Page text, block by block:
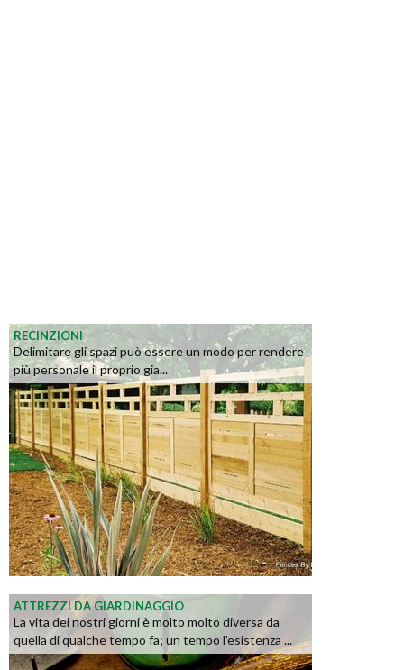
RECINZIONI
Delimitare gli spazi può essere un modo per rendere
più personale il proprio gia...
ATTREZZI DA GIARDINAGGIO
La vita dei nostri giorni è molto molto diversa da
quella di qualche tempo fa; un tempo l’esistenza ...